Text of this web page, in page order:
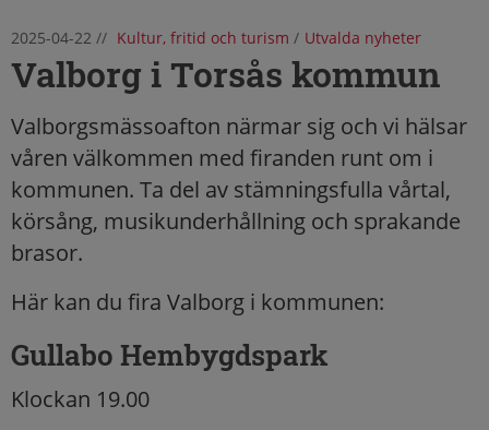
2025-04-22 // Kultur, fritid och turism / Utvalda nyheter
Valborg i Torsås kommun
Valborgsmässoafton närmar sig och vi hälsar
våren välkommen med firanden runt om i
kommunen. Ta del av stämningsfulla vårtal,
körsång, musikunderhållning och sprakande
brasor.
Här kan du fira Valborg i kommunen:
Gullabo Hembygdspark
Klockan 19.00